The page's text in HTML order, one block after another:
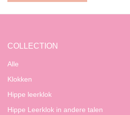
COLLECTION
Alle
Klokken
Hippe leerklok
Hippe Leerklok in andere talen